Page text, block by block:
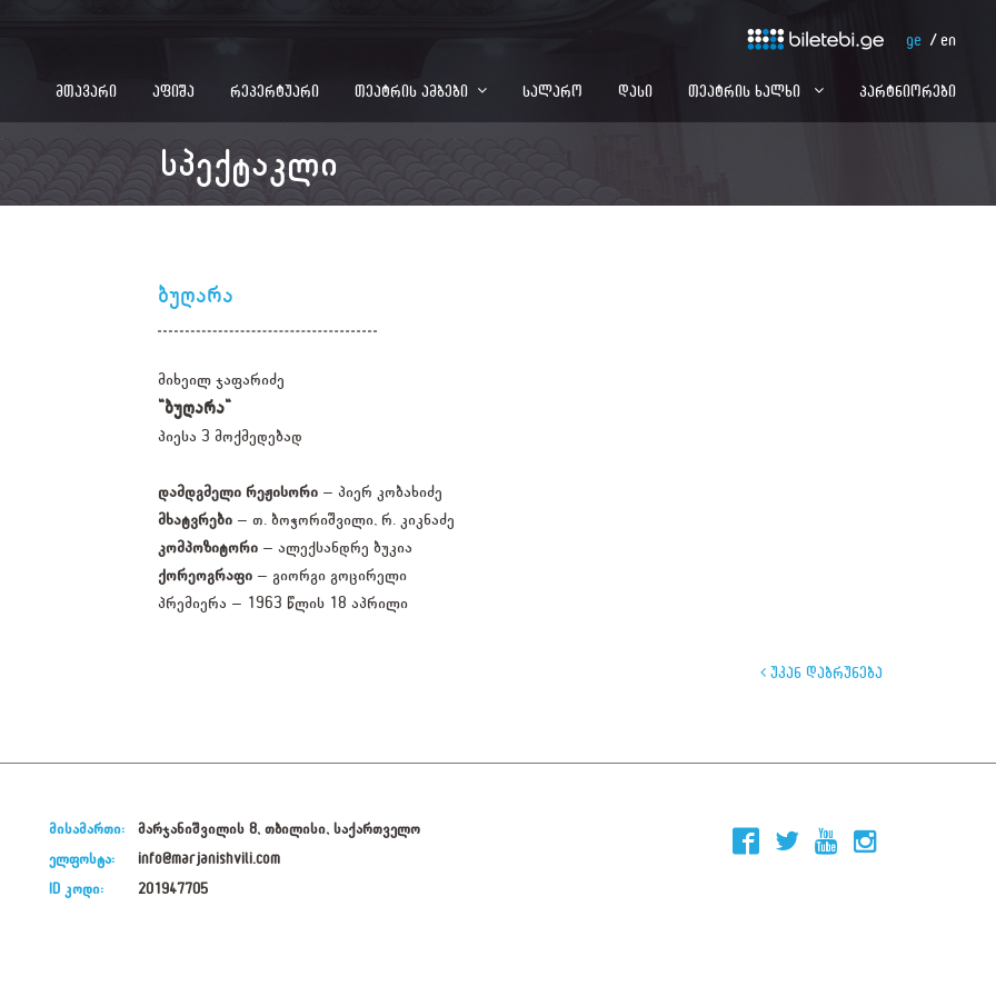
ge en
მთავარი აფიშა რეპერტუარი თეატრის ამბები სალარო დასი თეატრის ხალხი პარტნიორები
სპექტაკლი
ბუღარა
მიხეილ ჯაფარიძე
"ბუღარა"
პიესა 3 მოქმედებად
დამდგმელი რეჟისორი – პიერ კობახიძე
მხატვრები– თ. ბოჭორიშვილი, რ. კიკნაძე
კომპოზიტორი – ალექსანდრე ბუკია
ქორეოგრაფი– გიორგი გოცირელი
პრემიერა – 1963 წლის 18 აპრილი
უკან დაბრუნება
მისამართი:
მარჯანიშვილის 8, თბილისი, საქართველო
ელფოსტა:
info@marjanishvili.com
ID კოდი:
201947705